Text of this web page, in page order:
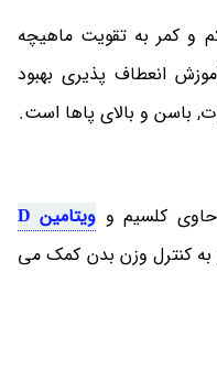
و کمر به تقویت ماهیچه
انعطاف پذیری بهبود
باسن و بالای پاها است.
کلسیم و ویتامین D
کنترل وزن بدن کمک می